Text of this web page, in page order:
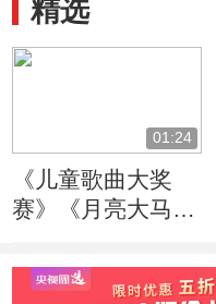
精选
01:24
《儿童歌曲大奖
赛》《月亮大马戏
大马戏团之歌